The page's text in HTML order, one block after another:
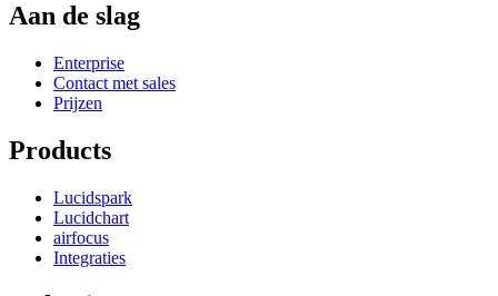
Aan de slag
Enterprise
Contact met sales
Prijzen
Products
Lucidspark
Lucidchart
airfocus
Integraties